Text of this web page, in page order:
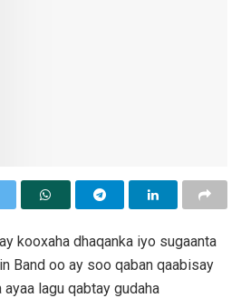
kooxaha dhaqanka iyo sugaanta
Band oo ay soo qaban qaabisay
lagu qabtay gudaha